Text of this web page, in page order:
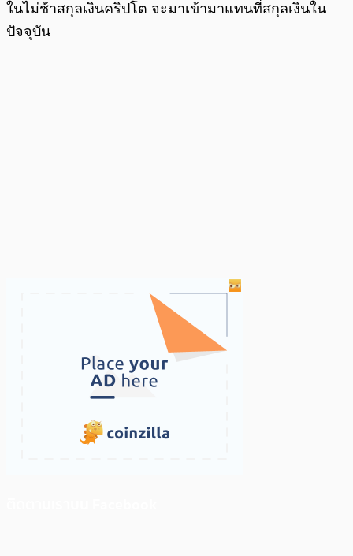
ในไม่ช้าสกุลเงินคริปโต จะมาเข้ามาแทนที่สกุลเงินใน
ปัจจุบัน